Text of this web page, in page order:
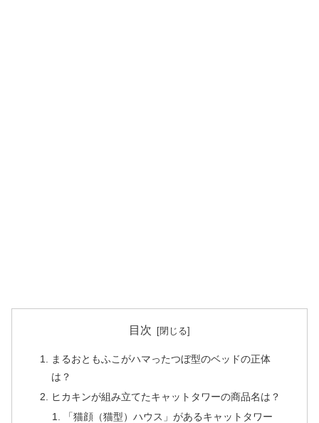
目次
まるおともふこがハマったつぼ型のベッドの正体
は？
ヒカキンが組み立てたキャットタワーの商品名は？
「猫顔（猫型）ハウス」があるキャットタワー